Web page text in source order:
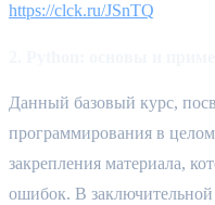
https://clck.ru/JSnTQ
Данный базовый курс,
программирования в
закрепления материала,
ошибок. В заключительной